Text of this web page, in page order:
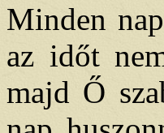
Minden
az időt
majd Ő